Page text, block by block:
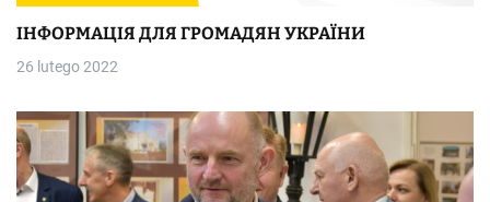
ІНФОРМАЦІЯ ДЛЯ ГРОМАДЯН УКРАЇНИ
26 lutego 2022